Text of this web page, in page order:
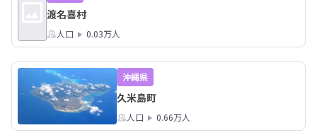
渡名喜村
人口 0.03万人
沖縄県
久米島町
人口 0.66万人